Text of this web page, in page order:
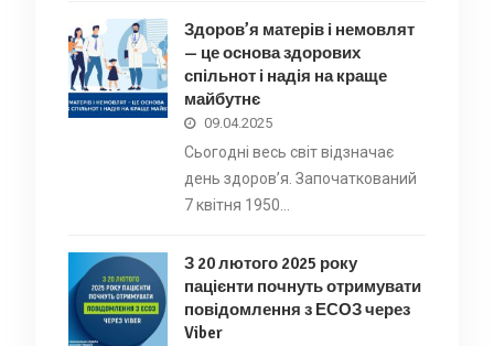
Здоров’я матерів і немовлят
— це основа здорових
спільнот і надія на краще
майбутнє
09.04.2025
Сьогодні весь світ відзначає
день здоров’я. Започаткований
7 квітня 1950…
З 20 лютого 2025 року
пацієнти почнуть отримувати
повідомлення з ЕСОЗ через
Viber